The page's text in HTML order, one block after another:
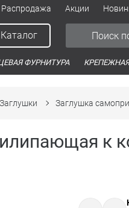
Распродажа Акции
Каталог
ФУРНИТУРА
Заглушки Заглушка
к